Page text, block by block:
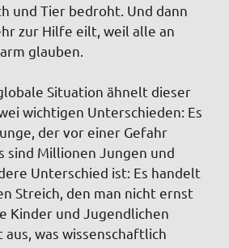
und Tier bedroht. Und dann
zur Hilfe eilt, weil alle an
glauben.
Situation ähnelt dieser
wichtigen Unterschieden: Es
der vor einer Gefahr
sind Millionen Jungen und
Unterschied ist: Es handelt
Streich, den man nicht ernst
Kinder und Jugendlichen
was wissenschaftlich